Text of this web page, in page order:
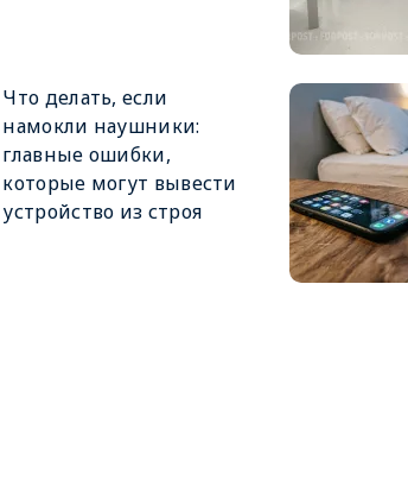
Что делать, если
намокли наушники:
главные ошибки,
которые могут вывести
устройство из строя